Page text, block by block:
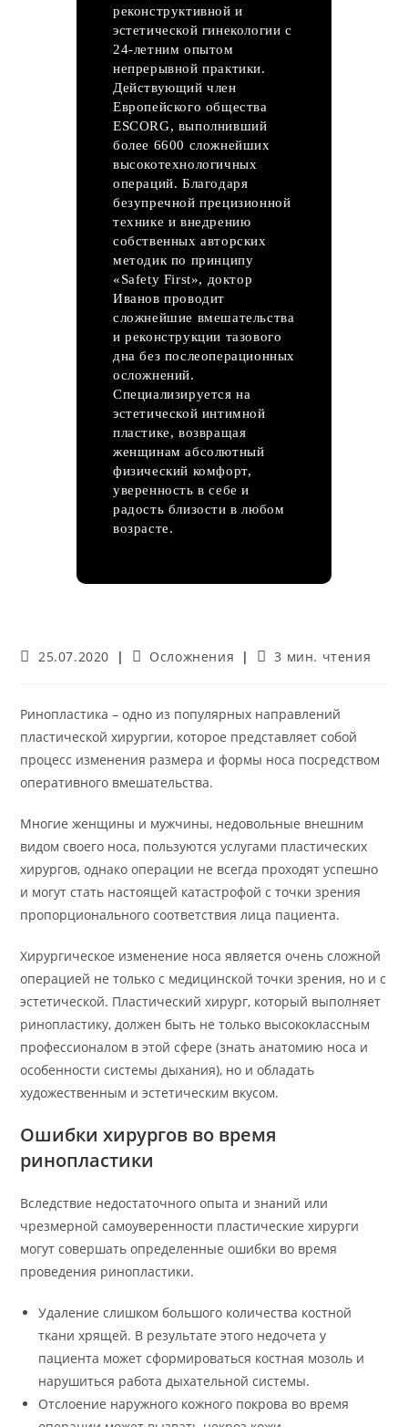
реконструктивной и
эстетической гинекологии с
24-летним опытом
непрерывной практики.
Действующий член
Европейского общества
ESCORG, выполнивший
более 6600 сложнейших
высокотехнологичных
операций. Благодаря
безупречной прецизионной
технике и внедрению
собственных авторских
методик по принципу
«Safety First», доктор
Иванов проводит
сложнейшие вмешательства
и реконструкции тазового
дна без послеоперационных
осложнений.
Специализируется на
эстетической интимной
пластике, возвращая
женщинам абсолютный
физический комфорт,
уверенность в себе и
радость близости в любом
возрасте.
Запись
25.07.2020
Рубрика
Осложнения
Время
3 мин. чтения
Ринопластика – одно из популярных направлений
пластической хирургии, которое представляет собой
процесс изменения размера и формы носа посредством
оперативного вмешательства.
Многие женщины и мужчины, недовольные внешним
видом своего носа, пользуются услугами пластических
хирургов, однако операции не всегда проходят успешно
и могут стать настоящей катастрофой с точки зрения
пропорционального соответствия лица пациента.
Хирургическое изменение носа является очень сложной
операцией не только с медицинской точки зрения, но и с
эстетической. Пластический хирург, который выполняет
ринопластику, должен быть не только высококлассным
профессионалом в этой сфере (знать анатомию носа и
особенности системы дыхания), но и обладать
художественным и эстетическим вкусом.
Ошибки хирургов во время
ринопластики
Вследствие недостаточного опыта и знаний или
чрезмерной самоуверенности пластические хирурги
могут совершать определенные ошибки во время
проведения ринопластики.
Удаление слишком большого количества костной
ткани хрящей. В результате этого недочета у
пациента может сформироваться костная мозоль и
нарушиться работа дыхательной системы.
Отслоение наружного кожного покрова во время